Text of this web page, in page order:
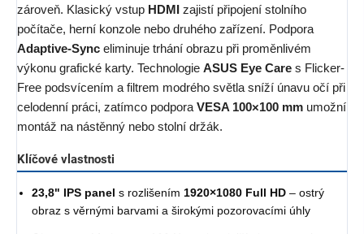
zároveň. Klasický vstup HDMI zajistí připojení stolního
počítače, herní konzole nebo druhého zařízení. Podpora
Adaptive-Sync eliminuje trhání obrazu při proměnlivém
výkonu grafické karty. Technologie ASUS Eye Care s Flicker-
Free podsvícením a filtrem modrého světla sníží únavu očí při
celodenní práci, zatímco podporaVESA 100×100 mm umožní
montáž na nástěnný nebo stolní držák.
Klíčové vlastnosti
23,8" IPS panel s rozlišením 1920×1080 Full HD – ostrý
obraz s věrnými barvami a širokými pozorovacími úhly